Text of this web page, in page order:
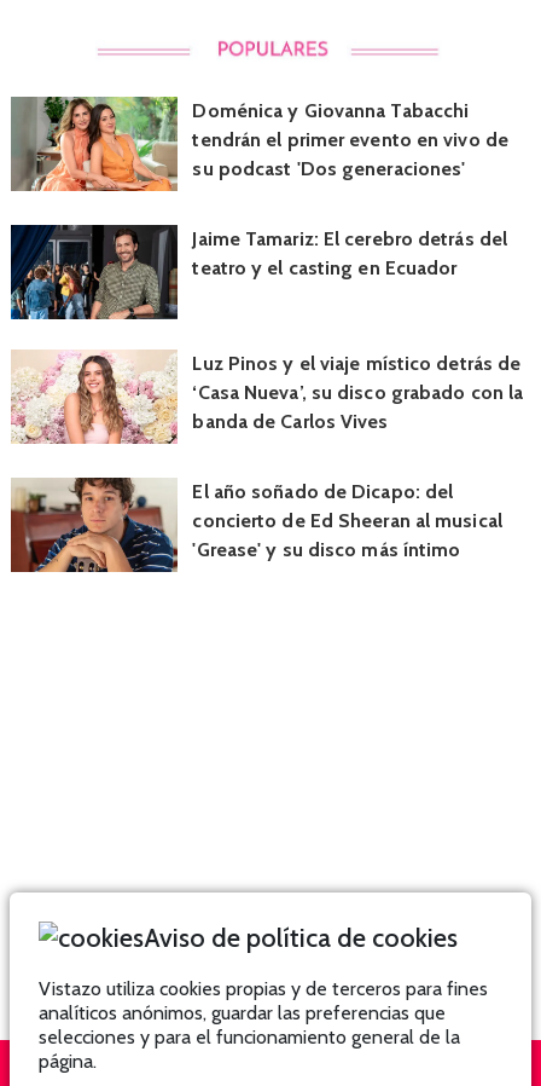
Doménica y Giovanna Tabacchi
tendrán el primer evento en vivo de
su podcast 'Dos generaciones'
Jaime Tamariz: El cerebro detrás del
teatro y el casting en Ecuador
Luz Pinos y el viaje místico detrás de
‘Casa Nueva’, su disco grabado con la
banda de Carlos Vives
El año soñado de Dicapo: del
concierto de Ed Sheeran al musical
'Grease' y su disco más íntimo
Aviso de política de cookies
Vistazo utiliza cookies propias y de terceros para fines
analíticos anónimos, guardar las preferencias que
selecciones y para el funcionamiento general de la
página.